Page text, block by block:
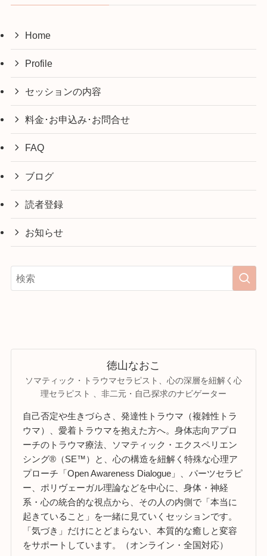
ブ
Home
Profile
セッションの内容
料金･お申込み･お問合せ
FAQ
ブログ
読者登録
お知らせ
徳山なおこ
ソマティック・トラウマセラピスト、心の深層を紐解く心
理セラピスト 、非二元・自己探求のナビゲーター
自己否定や生きづらさ、発達性トラウマ（複雑性トラ
ウマ）、愛着トラウマを抱えた方へ。身体志向アプロ
ーチのトラウマ療法、ソマティック・エクスペリエン
シング®（SE™）と、心の構造を紐解く特殊な心理ア
プローチ「Open Awareness Dialogue」、パーツセラピ
ー、ポリヴェーガル理論などを中心に、身体・神経
系・心の統合的な視点から、その人の内側で「本当に
起きていること」を一緒に見ていくセッションです。
「気づき」だけにとどまらない、本質的な癒しと変容
をサポートしています。（オンライン・全国対応）